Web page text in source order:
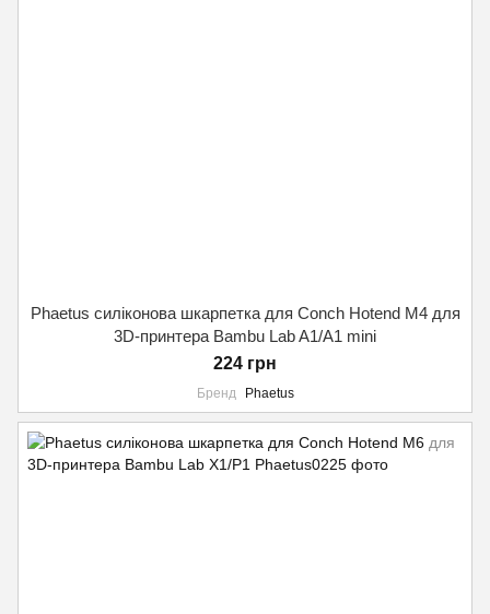
Phaetus силіконова шкарпетка для Conch Hotend M4 для
3D-принтера Bambu Lab A1/A1 mini
224 грн
Бренд Phaetus